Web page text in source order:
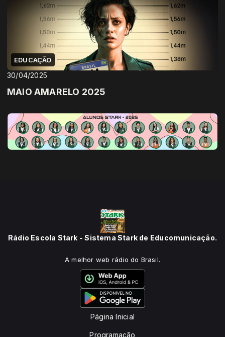
EDUCAÇÃO
30/04/2025
MAIO AMARELO 2025
Rádio Escola Stark - Sistema Stark de Educomunicação.
A melhor web rádio do Brasil.
Página Inicial
Programação